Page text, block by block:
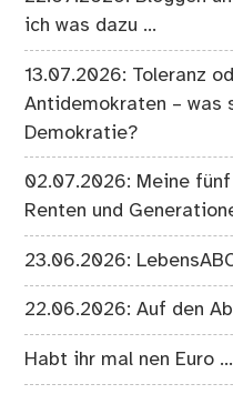
ich was dazu …
13.07.2026: Toleranz
Antidemokraten – was
Demokratie?
02.07.2026: Meine
Renten und
23.06.2026:
22.06.2026: Auf den
Habt ihr mal nen Euro